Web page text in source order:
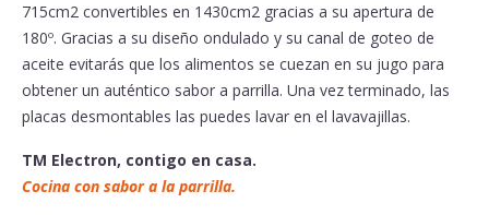
715cm2 convertibles en 1430cm2 gracias a su apertura de
180º. Gracias a su diseño ondulado y su canal de goteo de
aceite evitarás que los alimentos se cuezan en su jugo para
obtener un auténtico sabor a parrilla. Una vez terminado, las
placas desmontables las puedes lavar en el lavavajillas.
TM Electron, contigo en casa.
Cocina con sabor a la parrilla.